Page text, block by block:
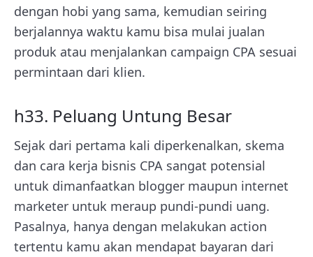
dengan hobi yang sama, kemudian seiring
berjalannya waktu kamu bisa mulai jualan
produk atau menjalankan campaign CPA sesuai
permintaan dari klien.
h33. Peluang Untung Besar
Sejak dari pertama kali diperkenalkan, skema
dan cara kerja bisnis CPA sangat potensial
untuk dimanfaatkan blogger maupun internet
marketer untuk meraup pundi-pundi uang.
Pasalnya, hanya dengan melakukan action
tertentu kamu akan mendapat bayaran dari